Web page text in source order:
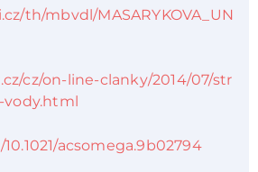
th/mbvdl/MASARYKOVA_UN
cz/on-line-clanky/2014/07/str
acsomega.9b02794